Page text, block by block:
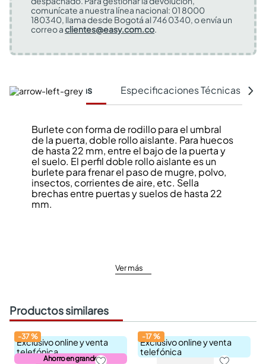
comunícate a nuestra línea nacional: 01 8000
180340, llama desde Bogotá al 746 0340, o envía un
correo aclientes@easy.com.co.
Características Especificaciones Técnicas
Burlete con forma de rodillo para el umbral
de la puerta, doble rollo aislante. Para huecos
de hasta 22 mm, entre el bajo de la puerta y
el suelo. El perfil doble rollo aislante es un
burlete para frenar el paso de mugre, polvo,
insectos, corrientes de aire, etc. Sella
brechas entre puertas y suelos de hasta 22
mm.
Ver más
Productos similares
Exclusivo online y venta
telefónica
Ahorro en grande
-37%
Exclusivo online y venta
telefónica
-17%